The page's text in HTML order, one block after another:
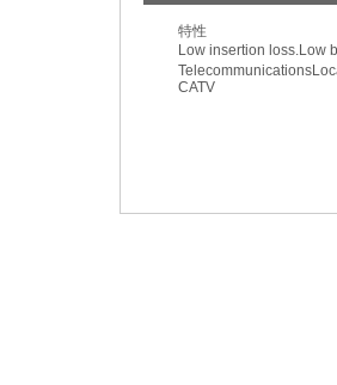
特性
Low insertion loss.Low
Telecommunications
CATV